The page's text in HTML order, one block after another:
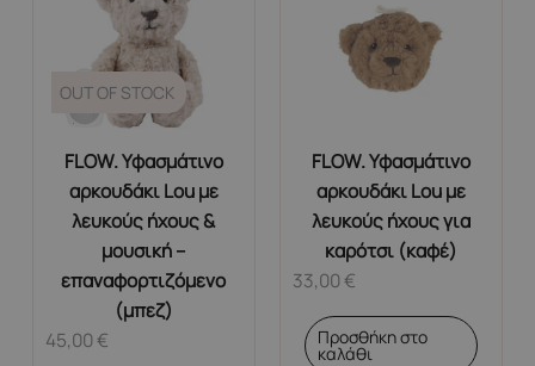
FLOW. Υφασμάτινο
αρκουδάκι Lou με
λευκούς ήχους &
μουσική –
επαναφορτιζόμενο
(μπεζ)
OUT OF STOCK
45,00€
FLOW. Υφασμάτινο
αρκουδάκι Lou με
λευκούς ήχους για
καρότσι (καφέ)
33,00€
Προσθήκη στο
καλάθι